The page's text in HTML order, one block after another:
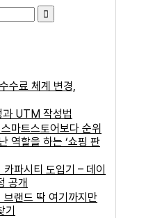
수료 체계 변경,
과 UTM 작성법
마트스토어보다 순위
역할을 하는 ‘쇼핑 판
파시티 도입기 – 데이
공개
랜드 딱 여기까지만
기